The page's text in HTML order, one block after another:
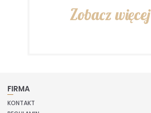
Zobacz więcej
FIRMA
KONTAKT